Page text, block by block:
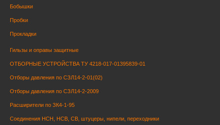
Бобышки
Пробки
Прокладки
Гильзы и оправы защитные
ОТБОРНЫЕ УСТРОЙСТВА ТУ 4218-017-01395839-01
Отборы давления по СЗЛ14-2-01(02)
Отборы давления по СЗЛ14-2-2009
Расширители по ЗК4-1-95
Соединения НСН, НСВ, СВ, штуцеры, нипели, переходники